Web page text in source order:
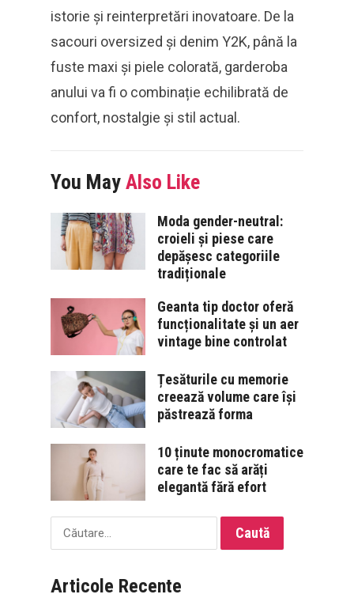
istorie și reinterpretări inovatoare. De la
sacouri oversized și denim Y2K, până la
fuste maxi și piele colorată, garderoba
anului va fi o combinație echilibrată de
confort, nostalgie și stil actual.
You May Also Like
Moda gender-neutral:
croieli și piese care
depășesc categoriile
tradiționale
Geanta tip doctor oferă
funcționalitate și un aer
vintage bine controlat
Țesăturile cu memorie
creează volume care își
păstrează forma
10 ținute monocromatice
care te fac să arăți
elegantă fără efort
Caută
după:
Articole Recente